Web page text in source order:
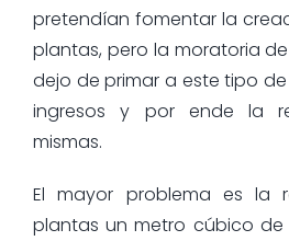
pretendían fomentar la
plantas, pero la moratoria
dejo de primar a este tipo
ingresos y por ende la
mismas.
El mayor problema es la
plantas un metro cúbico